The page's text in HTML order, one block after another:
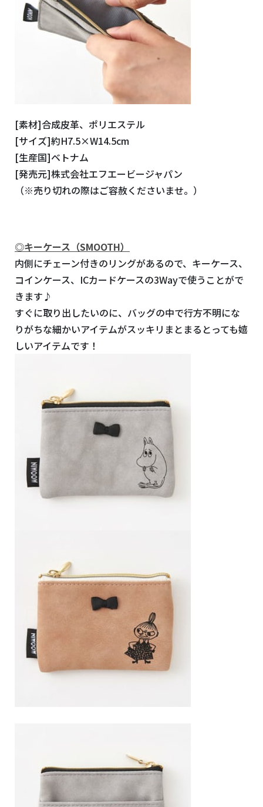
[素材]合成皮革、ポリエステル
[サイズ]約H7.5×W14.5cm
[生産国]ベトナム
[発売元]株式会社エフエービージャパン
（※売り切れの際はご容赦くださいませ。）
◎キーケース（SMOOTH）
内側にチェーン付きのリングがあるので、キーケース、
コインケース、ICカードケースの3Wayで使うことがで
きます♪
すぐに取り出したいのに、バッグの中で行方不明にな
りがちな細かいアイテムがスッキリまとまるとっても嬉
しいアイテムです！